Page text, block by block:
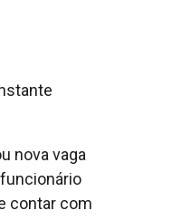
nova vaga
contar com